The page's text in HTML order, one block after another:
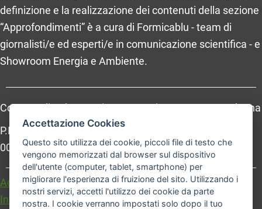
definizione e la realizzazione dei contenuti della sezione
“Approfondimenti” è a cura di Formicablu - team di
giornalisti/e ed esperti/e in comunicazione scientifica - e
Showroom Energia e Ambiente.
Comune di Bologna, Piazza Maggiore, 6 - 40124 Bologna
P.Iva: 01232710374 - Cod. IBAN: IT 88 R 02008 02435
000020067156
Accessibilità
Carta dei valori
Informativa sul trattamento dei dati personali
Accettazione Cookies
Questo sito utilizza dei cookie, piccoli file di testo che
vengono memorizzati dal browser sul dispositivo
dell'utente (computer, tablet, smartphone) per
migliorare l'esperienza di fruizione del sito. Utilizzando i
nostri servizi, accetti l'utilizzo dei cookie da parte
nostra. I cookie verranno impostati solo dopo il tuo